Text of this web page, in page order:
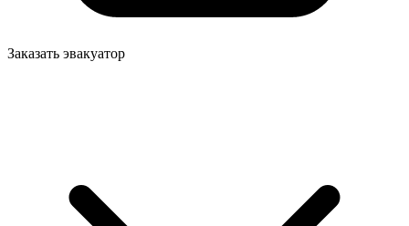
Заказать эвакуатор